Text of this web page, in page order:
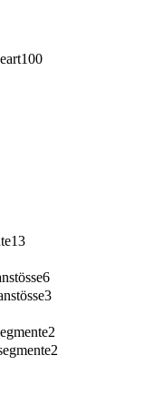
100
13
6
3
2
2